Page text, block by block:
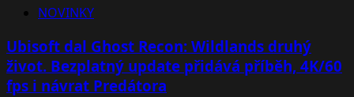
NOVINKY
Ubisoft dal Ghost Recon: Wildlands druhý
život. Bezplatný update přidává příběh, 4K/60
fps i návrat Predátora